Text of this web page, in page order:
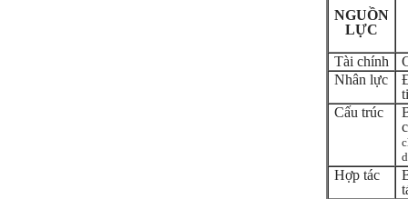
NGUỒN
LỰC
Tài chính
Nhân lực
Cấu trúc
Hợp tác